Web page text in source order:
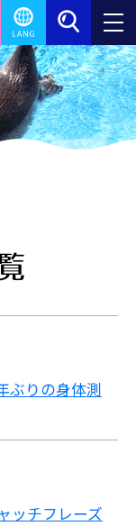
ぶりの身体測
ッチフレーズ